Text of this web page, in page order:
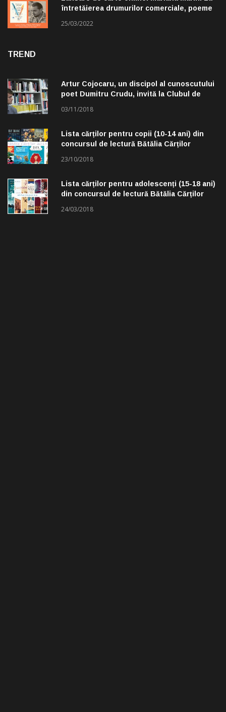
întretăierea drumurilor comerciale, poeme
25/03/2022
TREND
Artur Cojocaru, un discipol al cunoscutului
poet Dumitru Crudu, invită la Clubul de
03/11/2018
Lista cărților pentru copii (10-14 ani) din
concursul de lectură Bătălia Cărților
23/10/2018
Lista cărților pentru adolescenți (15-18 ani)
din concursul de lectură Bătălia Cărților
24/03/2018